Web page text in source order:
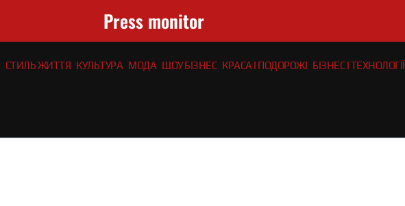
Press monitor
СТИЛЬ ЖИТТЯ КУЛЬТУРА МОДА ШОУ БІЗНЕС КРАСА І ПОДОРОЖІ БІЗНЕС І ТЕХНОЛОГІЇ